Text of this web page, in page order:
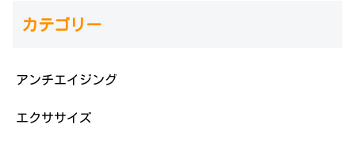
カテゴリー
アンチエイジング
エクササイズ